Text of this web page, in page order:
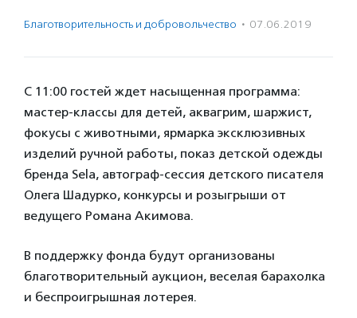
Благотвори­тель­ность и доброволь­чест­во · 07.06.2019
С 11:00 гостей ждет насыщенная программа:
мастер-классы для детей, аквагрим, шаржист,
фокусы с животными, ярмарка эксклюзивных
изделий ручной работы, показ детской одежды
бренда Sela, автограф-сессия детского писателя
Олега Шадурко, конкурсы и розыгрыши от
ведущего Романа Акимова.
В поддержку фонда будут организованы
благотворительный аукцион, веселая барахолка
и беспроигрышная лотерея.